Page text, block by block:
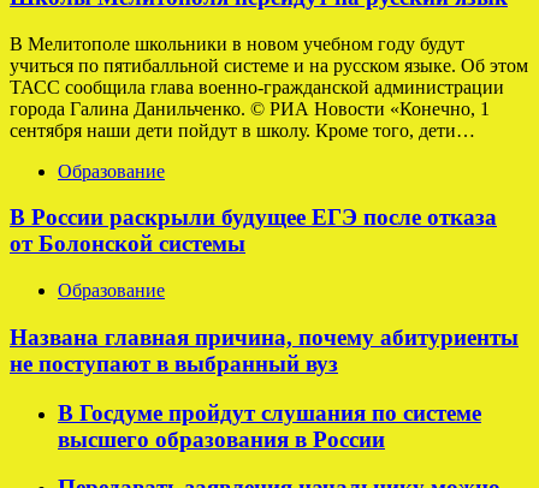
В Мелитополе школьники в новом учебном году будут
учиться по пятибалльной системе и на русском языке. Об этом
ТАСС сообщила глава военно-гражданской администрации
города Галина Данильченко. © РИА Новости «Конечно, 1
сентября наши дети пойдут в школу. Кроме того, дети…
Образование
В России раскрыли будущее ЕГЭ после отказа
от Болонской системы
Образование
Названа главная причина, почему абитуриенты
не поступают в выбранный вуз
В Госдуме пройдут слушания по системе
высшего образования в России